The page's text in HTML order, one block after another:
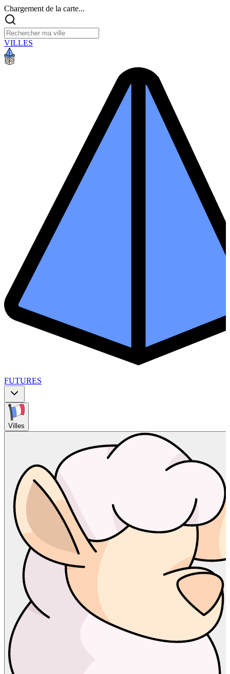
Chargement de la carte...
VILLES
FUTURES
Villes